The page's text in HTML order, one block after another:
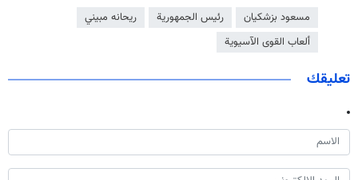
مسعود بزشكيان رئيس الجمهورية
ريحانه مبيني
ألعاب القوى الآسيوية
تعليقك